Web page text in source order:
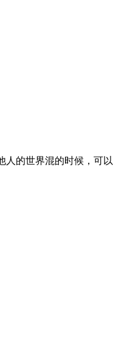
的世界混的时候，可